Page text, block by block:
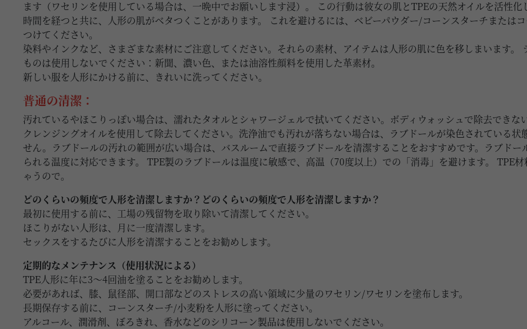
ます（ワセリンを使用している場合は、一晩中でお願いします浸）。 この行動は彼女の肌とTPEの天然オイルを活性化
時間を経つと共に、人形の肌がベタつくことがあります。 これを避けるには、ベビーパウダー/コーンスターチまたは
つけてください。
染料やインクなど、さまざまな素材にご注意してください。それらの素材、アイテムは人形の肌に色を移しまいます。
ものは使用しないでください：新聞、濃い色、または油溶性顔料を使用した革素材。
新しい服を人形にかける前に、きれいに洗ってください。
普通の清潔：
汚れているやほこりっぽい場合は、濡れたタオルとシャワージェルで拭いてください。ボディウォッシュで除去できな
クレンジングオイルを使用して除去してください。洗浄油でも汚れが落ちない場合は、ラブドールが染色されている状
せん。ラブドールの汚れの範囲が広い場合は、バスルームで直接ラブドールを清潔することをおすすめです。ラブドー
られる温度に対応できます。 TPE製のラブドールは温度に敏感で、高温（70度以上）での「消毒」を避けます。 TPE
ゃうので。
どのくらいの頻度で人形を清潔しますか？どのくらいの頻度で人形を清潔しますか？
最初に使用する前に、工場の残留物を取り除いて清潔してください。
ほこりがない人形は、月に一度清潔します。
セックスをするたびに人形を清潔することをお勧めします。
定期的なメンテナンス（使用状況による）
TPE人形に年に3〜4回油を塗ることをお勧めします。
必要があれば、膝、鼠径部、開口部などのストレスの高い領域に少量のワセリン/ワセリンを塗布します。
長期保存する前に、コーンスターチ/小麦粉を人形に塗ってください。
アルコール、潤滑剤、ぼろきれ、香水などのシリコーン製品は使用しないでください。